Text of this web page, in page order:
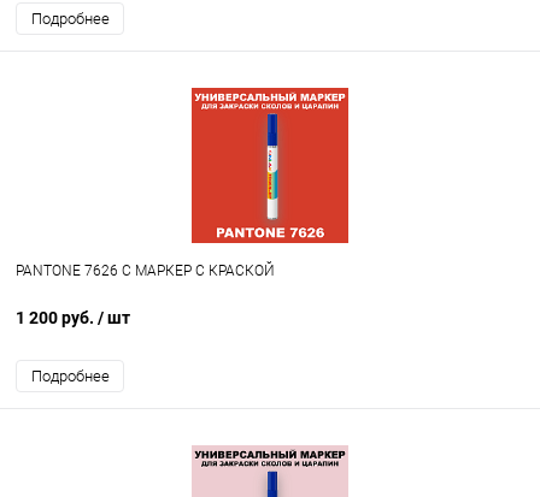
Подробнее
PANTONE 7626 C МАРКЕР С КРАСКОЙ
1 200 руб. / шт
Подробнее